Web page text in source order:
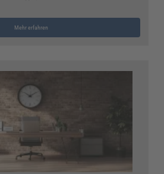
Mehr erfahren